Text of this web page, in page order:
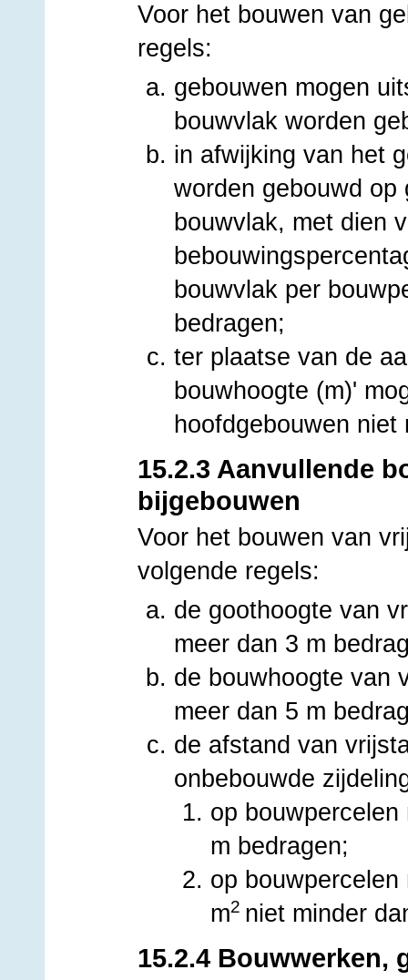
Voor het bouwen van
regels:
gebouwen mogen
bouwvlak worden
in afwijking van het
worden gebouwd op
bouwvlak, met dien
bouwvlak per
bedragen;
ter plaatse van de
bouwhoogte (m)'
hoofdgebouwen
15.2.3 Aanvullende
bijgebouwen
Voor het bouwen van
volgende regels:
de goothoogte van
meer dan 3 m
de bouwhoogte van
meer dan 5 m
de afstand van
onbebouwde
op
m bedragen;
op
m2 niet minder
15.2.4 Bouwwerken,